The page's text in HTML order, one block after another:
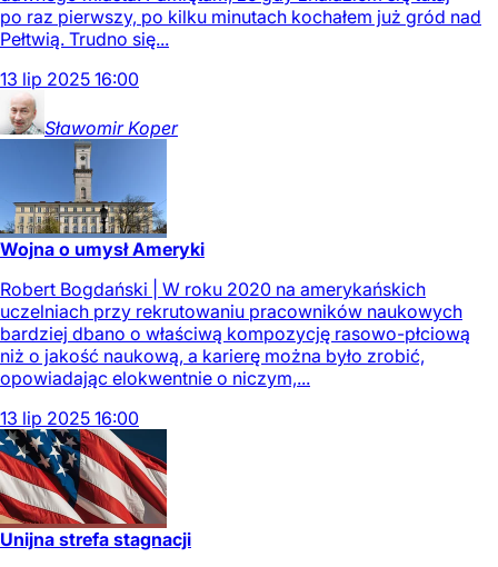
po raz pierwszy, po kilku minutach kochałem już gród nad
Pełtwią. Trudno się...
13 lip 2025 16:00
Sławomir Koper
Wojna o umysł Ameryki
Robert Bogdański | W roku 2020 na amerykańskich
uczelniach przy rekrutowaniu pracowników naukowych
bardziej dbano o właściwą kompozycję rasowo-płciową
niż o jakość naukową, a karierę można było zrobić,
opowiadając elokwentnie o niczym,...
13 lip 2025 16:00
Unijna strefa stagnacji